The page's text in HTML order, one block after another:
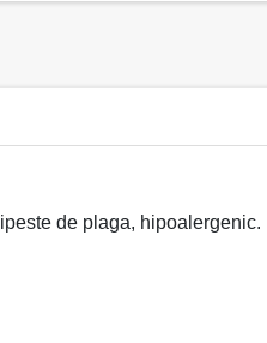
de plaga, hipoalergenic.